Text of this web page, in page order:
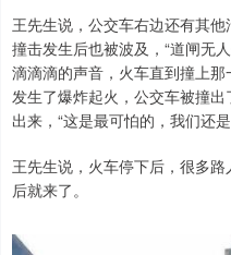
王先生说，公交车右边还有其
撞击发生后也被波及，“道闸无
滴滴滴的声音，火车直到撞上
发生了爆炸起火，公交车被撞
出来，“这是最可怕的，我们还
王先生说，火车停下后，很多
后就来了。